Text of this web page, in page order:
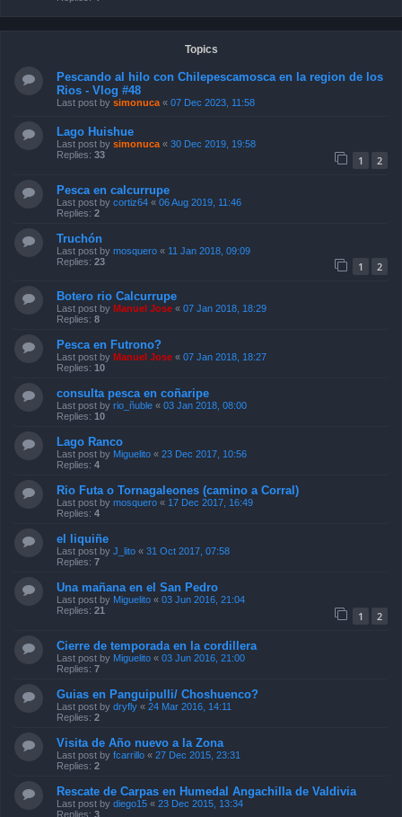
Topics
Pescando al hilo con Chilepescamosca en la region de los
Rios - Vlog #48
Last post by simonuca « 07 Dec 2023, 11:58
Lago Huishue
Last post by simonuca « 30 Dec 2019, 19:58
Replies: 33 1 2
Pesca en calcurrupe
Last post by cortiz64 « 06 Aug 2019, 11:46
Replies: 2
Truchón
Last post by mosquero « 11 Jan 2018, 09:09
Replies: 23 1 2
Botero rio Calcurrupe
Last post by Manuel Jose « 07 Jan 2018, 18:29
Replies: 8
Pesca en Futrono?
Last post by Manuel Jose « 07 Jan 2018, 18:27
Replies: 10
consulta pesca en coñaripe
Last post by rio_ñuble « 03 Jan 2018, 08:00
Replies: 10
Lago Ranco
Last post by Miguelito « 23 Dec 2017, 10:56
Replies: 4
Rio Futa o Tornagaleones (camino a Corral)
Last post by mosquero « 17 Dec 2017, 16:49
Replies: 4
el liquiñe
Last post by J_lito « 31 Oct 2017, 07:58
Replies: 7
Una mañana en el San Pedro
Last post by Miguelito « 03 Jun 2016, 21:04
Replies: 21 1 2
Cierre de temporada en la cordillera
Last post by Miguelito « 03 Jun 2016, 21:00
Replies: 7
Guias en Panguipulli/ Choshuenco?
Last post by dryfly « 24 Mar 2016, 14:11
Replies: 2
Visita de Año nuevo a la Zona
Last post by fcarrillo « 27 Dec 2015, 23:31
Replies: 2
Rescate de Carpas en Humedal Angachilla de Valdivia
Last post by diego15 « 23 Dec 2015, 13:34
Replies: 3